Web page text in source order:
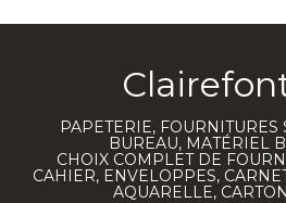
PAPETERIE, FOURNITURES
BUREAU, MATÉRIEL
CHOIX COMPLET DE
CAHIER, ENVELOPPES,
AQUARELLE,